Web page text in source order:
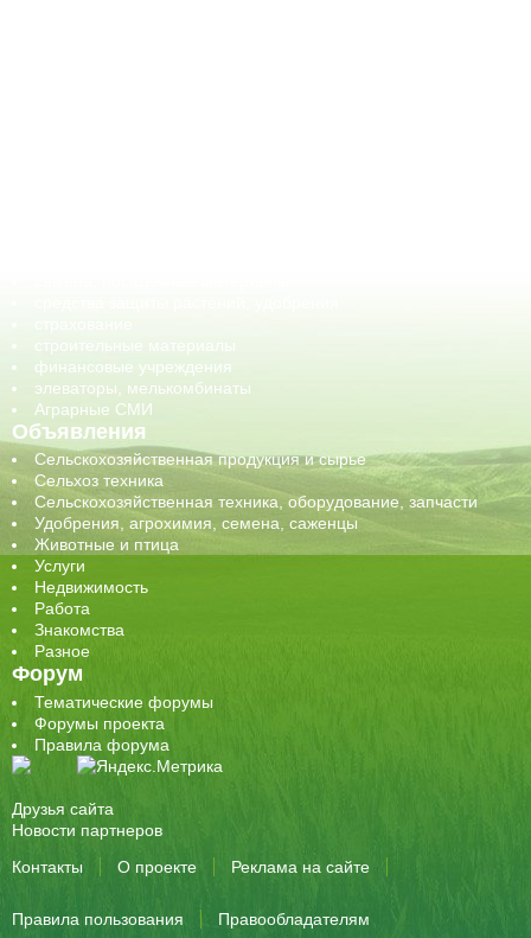
строительные материалы
финансовые учреждения
элеваторы, мелькомбинаты
Аграрные СМИ
Объявления
Сельскохозяйственная продукция и сырье
Сельхоз техника
Сельскохозяйственная техника, оборудование, запчасти
Удобрения, агрохимия, семена, саженцы
Животные и птица
Услуги
Недвижимость
Работа
Знакомства
Разное
Форум
Тематические форумы
Форумы проекта
Правила форума
Друзья сайта
Новости партнеров
Контакты
О проекте Реклама на сайте
Правила пользования Правообладателям